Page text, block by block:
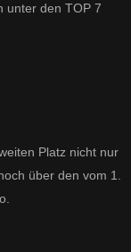
unter den TOP 7
Platz nicht nur
über den vom 1.